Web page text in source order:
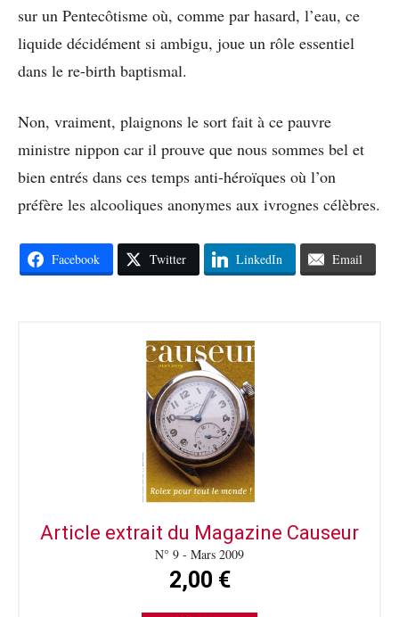
sur un Pentecôtisme où, comme par hasard, l’eau, ce
liquide décidément si ambigu, joue un rôle essentiel
dans le re-birth baptismal.
Non, vraiment, plaignons le sort fait à ce pauvre
ministre nippon car il prouve que nous sommes bel et
bien entrés dans ces temps anti-héroïques où l’on
préfère les alcooliques anonymes aux ivrognes célèbres.
Facebook Twitter LinkedIn Email
Article extrait du Magazine Causeur
N° 9 - Mars 2009
2,00 €